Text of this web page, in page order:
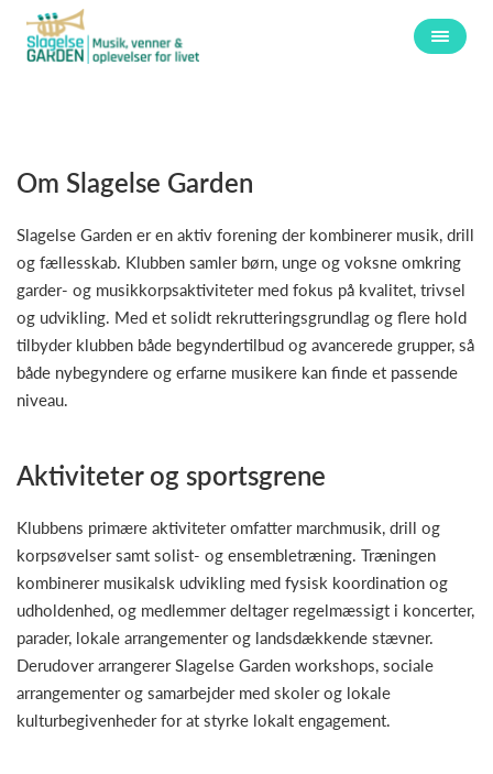
Om Slagelse Garden
Slagelse Garden er en aktiv forening der kombinerer musik, drill
og fællesskab. Klubben samler børn, unge og voksne omkring
garder- og musikkorpsaktiviteter med fokus på kvalitet, trivsel
og udvikling. Med et solidt rekrutteringsgrundlag og flere hold
tilbyder klubben både begyndertilbud og avancerede grupper, så
både nybegyndere og erfarne musikere kan finde et passende
niveau.
Aktiviteter og sportsgrene
Klubbens primære aktiviteter omfatter marchmusik, drill og
korpsøvelser samt solist- og ensembletræning. Træningen
kombinerer musikalsk udvikling med fysisk koordination og
udholdenhed, og medlemmer deltager regelmæssigt i koncerter,
parader, lokale arrangementer og landsdækkende stævner.
Derudover arrangerer Slagelse Garden workshops, sociale
arrangementer og samarbejder med skoler og lokale
kulturbegivenheder for at styrke lokalt engagement.